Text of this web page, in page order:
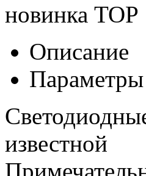
новинка TOP
Описание
Параметры
известной